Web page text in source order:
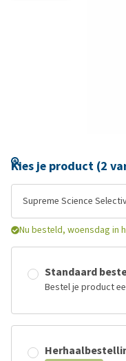
Kies je product (2
Supreme Science
Nu besteld, woensdag in
Standaard
Bestel je product